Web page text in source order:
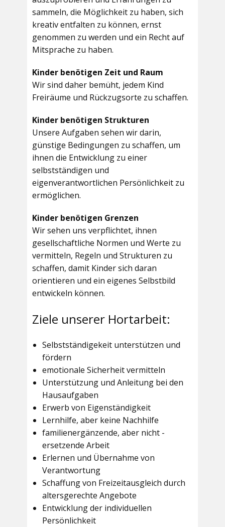
sammeln, die Möglichkeit zu haben, sich
kreativ entfalten zu können, ernst
genommen zu werden und ein Recht auf
Mitsprache zu haben.
Kinder benötigen Zeit und Raum
Wir sind daher bemüht, jedem Kind
Freiräume und Rückzugsorte zu schaffen.
Kinder benötigen Strukturen
Unsere Aufgaben sehen wir darin,
günstige Bedingungen zu schaffen, um
ihnen die Entwicklung zu einer
selbstständigen und
eigenverantwortlichen Persönlichkeit zu
ermöglichen.
Kinder benötigen Grenzen
Wir sehen uns verpflichtet, ihnen
gesellschaftliche Normen und Werte zu
vermitteln, Regeln und Strukturen zu
schaffen, damit Kinder sich daran
orientieren und ein eigenes Selbstbild
entwickeln können.
Ziele unserer Hortarbeit:
Selbstständigekeit unterstützen und
fördern
emotionale Sicherheit vermitteln
Unterstützung und Anleitung bei den
Hausaufgaben
Erwerb von Eigenständigkeit
Lernhilfe, aber keine Nachhilfe
familienergänzende, aber nicht -
ersetzende Arbeit
Erlernen und Übernahme von
Verantwortung
Schaffung von Freizeitausgleich durch
altersgerechte Angebote
Entwicklung der individuellen
Persönlichkeit